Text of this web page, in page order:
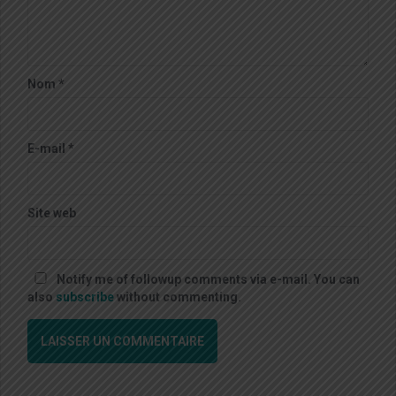
Nom *
E-mail *
Site web
Notify me of followup comments via e-mail. You can
also subscribewithout commenting.